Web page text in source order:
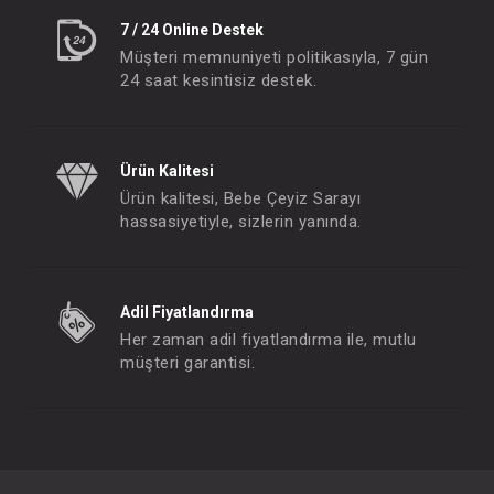
7 / 24 Online Destek
Müşteri memnuniyeti politikasıyla, 7 gün
24 saat kesintisiz destek.
Ürün Kalitesi
Ürün kalitesi, Bebe Çeyiz Sarayı
hassasiyetiyle, sizlerin yanında.
Adil Fiyatlandırma
Her zaman adil fiyatlandırma ile, mutlu
müşteri garantisi.